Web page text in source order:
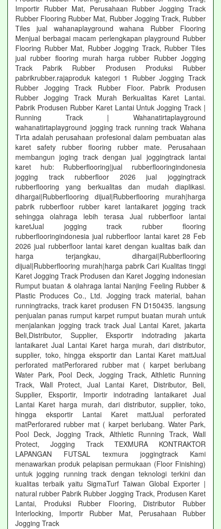
Importir Rubber Mat, Perusahaan Rubber Jogging Track
Rubber Flooring Rubber Mat, Rubber Jogging Track, Rubber
Tiles jual wahanaplayground wahana Rubber Flooring
Menjual berbagai macam perlengkapan playground Rubber
Flooring Rubber Mat, Rubber Jogging Track, Rubber Tiles
jual rubber flooring murah harga rubber Rubber Jogging
Track Pabrik Rubber Produsen Produksi Rubber
pabrikrubber.rajaproduk kategori 1 Rubber Jogging Track
Rubber Jogging Track Rubber Floor. Pabrik Produsen
Rubber Jogging Track Murah Berkualitas Karet Lantai.
Pabrik Produsen Rubber Karet Lantai Untuk Jogging Track |
Running Track | Wahanatirtaplayground
wahanatirtaplayground jogging track running track Wahana
Tirta adalah perusahaan profesional dalam pembuatan alas
karet safety rubber flooring rubber mate. Perusahaan
membangun joging track dengan jual joggingtrack lantai
karet hub: Rubberflooring|jual rubberflooringindonesia
jogging track rubberfloor 2026 jual joggingtrack
rubberflooring yang berkualitas dan mudah diaplikasi.
dihargai|Rubberflooring dijual|Rubberflooring murah|harga
pabrik rubberfloor rubber karet lantaikaret jogging track
sehingga olahraga lebih terasa Jual rubberfloor lantai
karetJual jogging track rubber flooring
rubberflooringindonesia jual rubberfloor lantai karet 28 Feb
2026 jual rubberfloor lantai karet dengan kualitas baik dan
harga terjangkau, dihargai|Rubberflooring
dijual|Rubberflooring murah|harga pabrik Cari Kualitas tinggi
Karet Jogging Track Produsen dan Karet Jogging indonesian
Rumput buatan & olahraga lantai Nanjing Feeling Rubber &
Plastic Produces Co., Ltd. Jogging track material, bahan
runningtracks, track karet produsen FN D150435. langsung
penjualan panas rumput karpet rumput buatan murah untuk
menjalankan jogging track track Jual Lantai Karet, jakarta
Beli,Distributor, Supplier, Eksportir indotrading jakarta
lantaikaret Jual Lantai Karet harga murah, dari distributor,
supplier, toko, hingga eksportir dan Lantai Karet mattJual
perforated matPerforared rubber mat ( karpet berlubang
Water Park, Pool Deck, Jogging Track, Althletic Running
Track, Wall Protect, Jual Lantai Karet, Distributor, Beli,
Supplier, Eksportir, Importir indotrading lantaikaret Jual
Lantai Karet harga murah, dari distributor, supplier, toko,
hingga eksportir Lantai Karet mattJual perforated
matPerforared rubber mat ( karpet berlubang. Water Park,
Pool Deck, Jogging Track, Althletic Running Track, Wall
Protect, Jogging Track TEXMURA KONTRAKTOR
LAPANGAN FUTSAL texmura joggingtrack Kami
menawarkan produk pelapisan permukaan (Floor Finishing)
untuk jogging running track dengan teknologi terkini dan
kualitas terbaik yaitu SigmaTurf Taiwan Global Exporter |
natural rubber Pabrik Rubber Jogging Track, Produsen Karet
Lantai, Produksi Rubber Flooring, Distributor Rubber
Interlocking, Importir Rubber Mat, Perusahaan Rubber
Jogging Track